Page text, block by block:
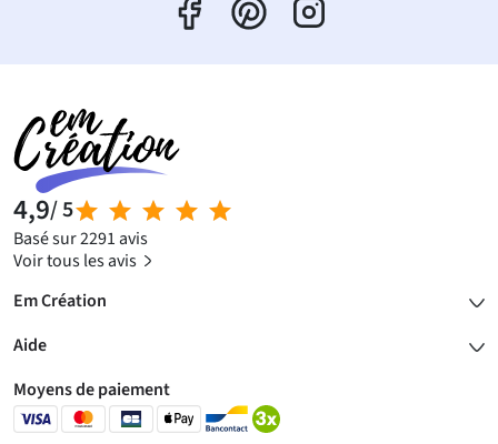
4,9/ 5
Basé sur 2291 avis
Voir tous les avis
Em Création
Aide
Moyens de paiement